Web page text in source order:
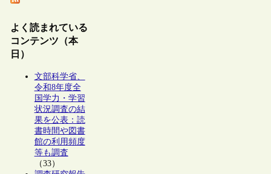
よく読まれている
コンテンツ（本
日）
文部科学省、
令和8年度全
国学力・学習
状況調査の結
果を公表：読
書時間や図書
館の利用頻度
等も調査
（33）